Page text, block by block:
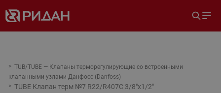
TUB/TUBE — Клапаны терморегулирующие со встроенными
клапанными узлами Данфосс (Danfoss)
TUBE Клапан терм №7 R22/R407C 3/8"x1/2"